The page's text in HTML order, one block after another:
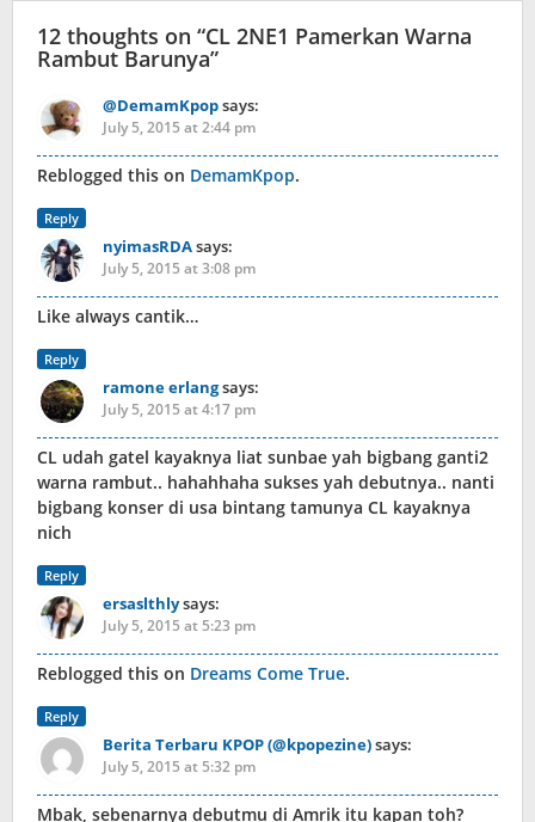
12 thoughts on “CL 2NE1 Pamerkan Warna
Rambut Barunya”
@DemamKpopsays:
July 5, 2015 at 2:44 pm
Reblogged this on DemamKpop.
Reply
nyimasRDAsays:
July 5, 2015 at 3:08 pm
Like always cantik…
Reply
ramone erlangsays:
July 5, 2015 at 4:17 pm
CL udah gatel kayaknya liat sunbae yah bigbang ganti2
warna rambut.. hahahhaha sukses yah debutnya.. nanti
bigbang konser di usa bintang tamunya CL kayaknya
nich
Reply
ersaslthlysays:
July 5, 2015 at 5:23 pm
Reblogged this on Dreams Come True.
Reply
Berita Terbaru KPOP (@kpopezine)says:
July 5, 2015 at 5:32 pm
Mbak, sebenarnya debutmu di Amrik itu kapan toh?